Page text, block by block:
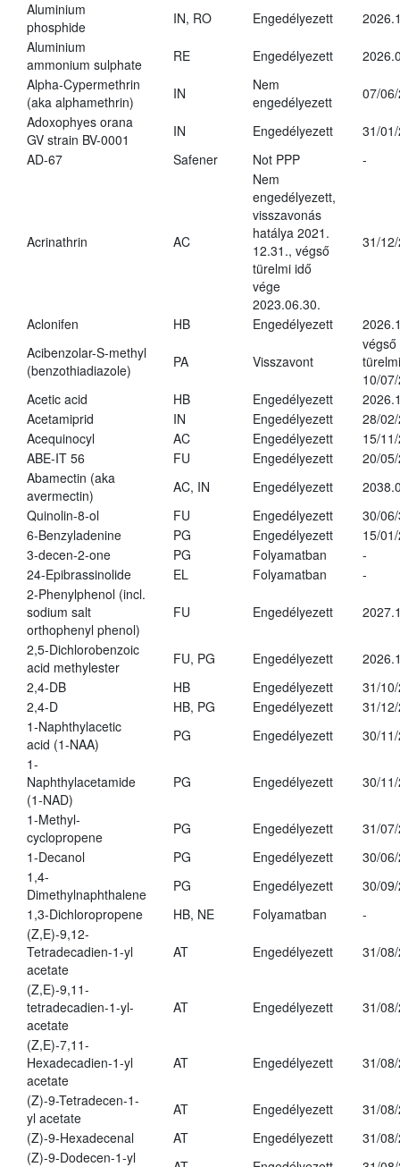
Aluminium
phosphide
IN, RO Engedélyezett
Aluminium
ammonium sulphate
RE Engedélyezett
Alpha-Cypermethrin
(aka alphamethrin)
IN
Nem
engedélyezett
07/
Adoxophyes orana
GV strain BV-0001
IN Engedélyezett
31/
AD-67
Safener Not PPP -
Acrinathrin AC
Nem
engedélyezett,
visszavonás
hatálya 2021.
12.31., végső
türelmi idő
vége
2023.06.30.
31/
Aclonifen HB Engedélyezett
Acibenzolar-S-methyl
(benzothiadiazole)
PA Visszavont
végső
10/
Acetic acid
HB Engedélyezett
Acetamiprid
IN Engedélyezett
28/
Acequinocyl
AC Engedélyezett
15/
ABE-IT 56
FU Engedélyezett
20/
Abamectin (aka
avermectin)
AC, IN Engedélyezett
Quinolin-8-ol
FU Engedélyezett
30/
6-Benzyladenine
PG Engedélyezett
15/
3-decen-2-one
PG Folyamatban
-
24-Epibrassinolide
EL Folyamatban
-
2-Phenylphenol (incl.
sodium salt
orthophenyl phenol)
FU Engedélyezett
2,5-Dichlorobenzoic
acid methylester
FU, PG Engedélyezett
2,4-DB
HB Engedélyezett
31/
2,4-D
HB, PG Engedélyezett
31/
1-Naphthylacetic
acid (1-NAA)
PG Engedélyezett
30/
1-
Naphthylacetamide
(1-NAD)
PG Engedélyezett 30/
1-Methyl-
cyclopropene
PG Engedélyezett
31/
1-Decanol
PG Engedélyezett
30/
1,4-
Dimethylnaphthalene
PG Engedélyezett
30/
1,3-Dichloropropene
HB, NE Folyamatban
-
(Z,E)-9,12-
Tetradecadien-1-yl
acetate
AT Engedélyezett 31/
(Z,E)-9,11-
tetradecadien-1-yl-
acetate
AT Engedélyezett 31/
(Z,E)-7,11-
Hexadecadien-1-yl
acetate
AT Engedélyezett 31/
(Z)-9-Tetradecen-1-
yl acetate
AT Engedélyezett
31/
(Z)-9-Hexadecenal
AT Engedélyezett
31/
(Z)-9-Dodecen-1-yl